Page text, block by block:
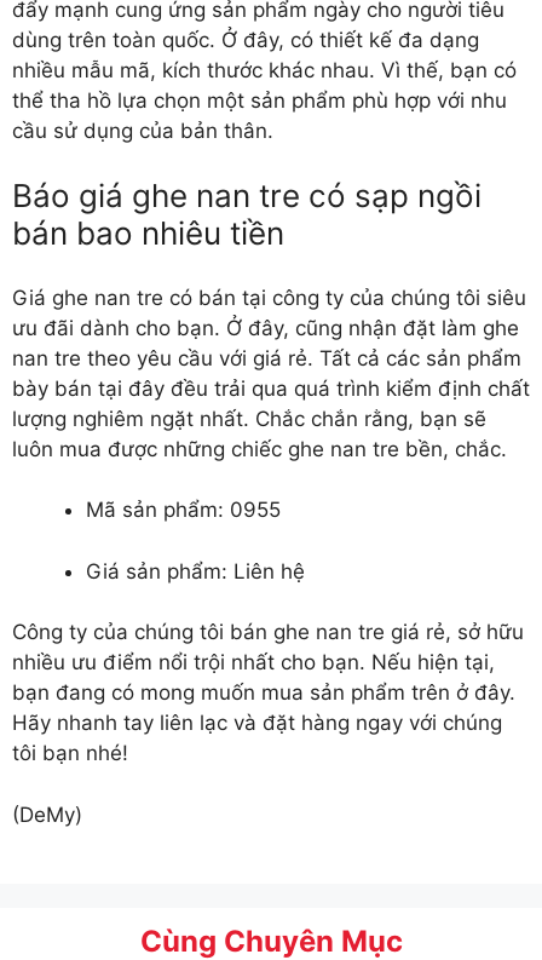
đẩy mạnh cung ứng sản phẩm ngày cho người tiêu
dùng trên toàn quốc. Ở đây, có thiết kế đa dạng
nhiều mẫu mã, kích thước khác nhau. Vì thế, bạn có
thể tha hồ lựa chọn một sản phẩm phù hợp với nhu
cầu sử dụng của bản thân.
Báo giá ghe nan tre có sạp ngồi
bán bao nhiêu tiền
Giá ghe nan tre có bán tại công ty của chúng tôi siêu
ưu đãi dành cho bạn. Ở đây, cũng nhận đặt làm ghe
nan tre theo yêu cầu với giá rẻ. Tất cả các sản phẩm
bày bán tại đây đều trải qua quá trình kiểm định chất
lượng nghiêm ngặt nhất. Chắc chắn rằng, bạn sẽ
luôn mua được những chiếc ghe nan tre bền, chắc.
Mã sản phẩm: 0955
Giá sản phẩm: Liên hệ
Công ty của chúng tôi bán ghe nan tre giá rẻ, sở hữu
nhiều ưu điểm nổi trội nhất cho bạn. Nếu hiện tại,
bạn đang có mong muốn mua sản phẩm trên ở đây.
Hãy nhanh tay liên lạc và đặt hàng ngay với chúng
tôi bạn nhé!
(DeMy)
Cùng Chuyên Mục